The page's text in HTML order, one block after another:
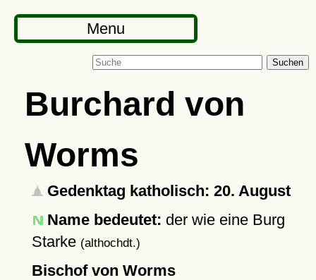
Menu
Suchen
Burchard von
Worms
Gedenktag katholisch: 20. August
Name bedeutet: der wie eine Burg
Starke (althochdt.)
Bischof von Worms